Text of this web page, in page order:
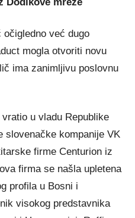
već dugo
mogla otvoriti novu
ima zanimljivu poslovnu
u vladu Republike
slovenačke kompanije VK
firme Centurion iz
firma se našla upletena
profila u Bosni i
visokog predstavnika